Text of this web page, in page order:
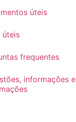
úteis
úteis
frequentes
informações e